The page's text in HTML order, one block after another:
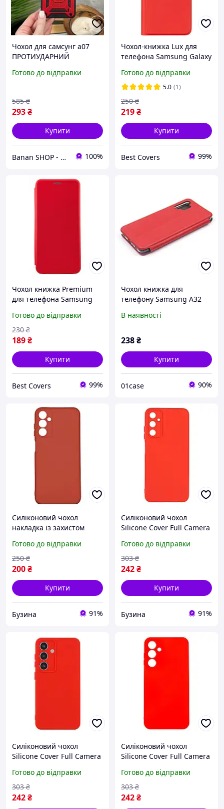
Чохол для самсунг а07
ПРОТИУДАРНИЙ
телефона Samsung Galaxy
Готово до відправки
293₴
585 ₴
Купити
Banan SHOP - зачохли і захисти свій телефон 100%
Чохол-книжка Lux для
телефона Samsung Galaxy
підставкою червоний
Готово до відправки
5.0 (1)
219₴
250 ₴
Купити
Best Covers 99%
Чохол книжка Premium
для телефона Samsung
магніті з підставкою
червоний
Готово до відправки
189₴
230 ₴
Купити
Best Covers 99%
Чохол книжка для
телефону Samsung A32
для телефону Самсунг А32
В наявності
238₴
Купити
01case 90%
Силіконовий чохол
накладка із захистом
Samsung Galaxy M14
M146 Red buzyna
Готово до відправки
200₴
250 ₴
Купити
Бузина 91%
Силіконовий чохол
Silicone Cover Full Camera
Galaxy A05s A057 Red
buzyna
Готово до відправки
242₴
303 ₴
Купити
Бузина 91%
Силіконовий чохол
Silicone Cover Full Camera
5G S921 red buzyna
Готово до відправки
242₴
303 ₴
Силіконовий чохол
Silicone Cover Full Camera
Samsung Galaxy M35 5G
M356 Red buzyna
Готово до відправки
242₴
303 ₴